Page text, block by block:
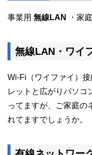
事業用 無線LAN ・家
無線LAN・ワイ
Wi-Fi（ワイファイ）
レットと広がりパソコ
ってますが、ご家庭の
れてますでしょうか。